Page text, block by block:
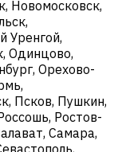
Новомосковск,
Уренгой,
Одинцово,
Орехово-
Псков, Пушкин,
Ростов-
Самара,